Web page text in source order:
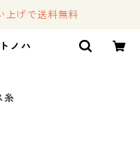
げで送料無料
ノハ
糸